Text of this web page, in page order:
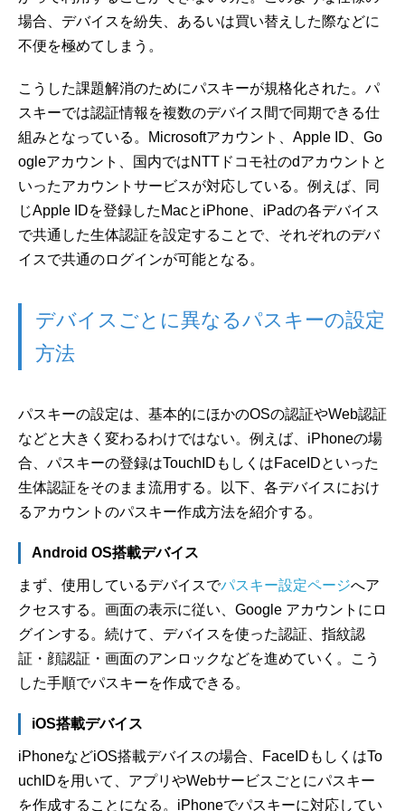
場合、デバイスを紛失、あるいは買い替えした際などに
不便を極めてしまう。
こうした課題解消のためにパスキーが規格化された。パ
スキーでは認証情報を複数のデバイス間で同期できる仕
組みとなっている。Microsoftアカウント、Apple ID、Go
ogleアカウント、国内ではNTTドコモ社のdアカウントと
いったアカウントサービスが対応している。例えば、同
じApple IDを登録したMacとiPhone、iPadの各デバイス
で共通した生体認証を設定することで、それぞれのデバ
イスで共通のログインが可能となる。
デバイスごとに異なるパスキーの設定
方法
パスキーの設定は、基本的にほかのOSの認証やWeb認証
などと大きく変わるわけではない。例えば、iPhoneの場
合、パスキーの登録はTouchIDもしくはFaceIDといった
生体認証をそのまま流用する。以下、各デバイスにおけ
るアカウントのパスキー作成方法を紹介する。
Android OS搭載デバイス
まず、使用しているデバイスでパスキー設定ページへア
クセスする。画面の表示に従い、Google アカウントにロ
グインする。続けて、デバイスを使った認証、指紋認
証・顔認証・画面のアンロックなどを進めていく。こう
した手順でパスキーを作成できる。
iOS搭載デバイス
iPhoneなどiOS搭載デバイスの場合、FaceIDもしくはTo
uchIDを用いて、アプリやWebサービスごとにパスキー
を作成することになる。iPhoneでパスキーに対応してい